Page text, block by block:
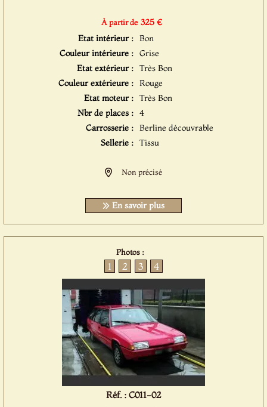
À partir de 325 €
Etat intérieur : Bon
Couleur intérieure : Grise
Etat extérieur : Très Bon
Couleur extérieure : Rouge
Etat moteur : Très Bon
Nbr de places : 4
Carrosserie : Berline découvrable
Sellerie : Tissu
Non précisé
En savoir plus
Photos :
1 2 3 4
Réf. : C011-02